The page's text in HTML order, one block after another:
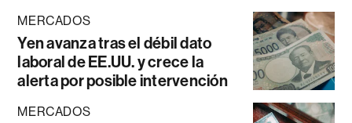
MERCADOS
Yen avanza tras el débil dato
laboral de EE.UU. y crece la
alerta por posible intervención
MERCADOS